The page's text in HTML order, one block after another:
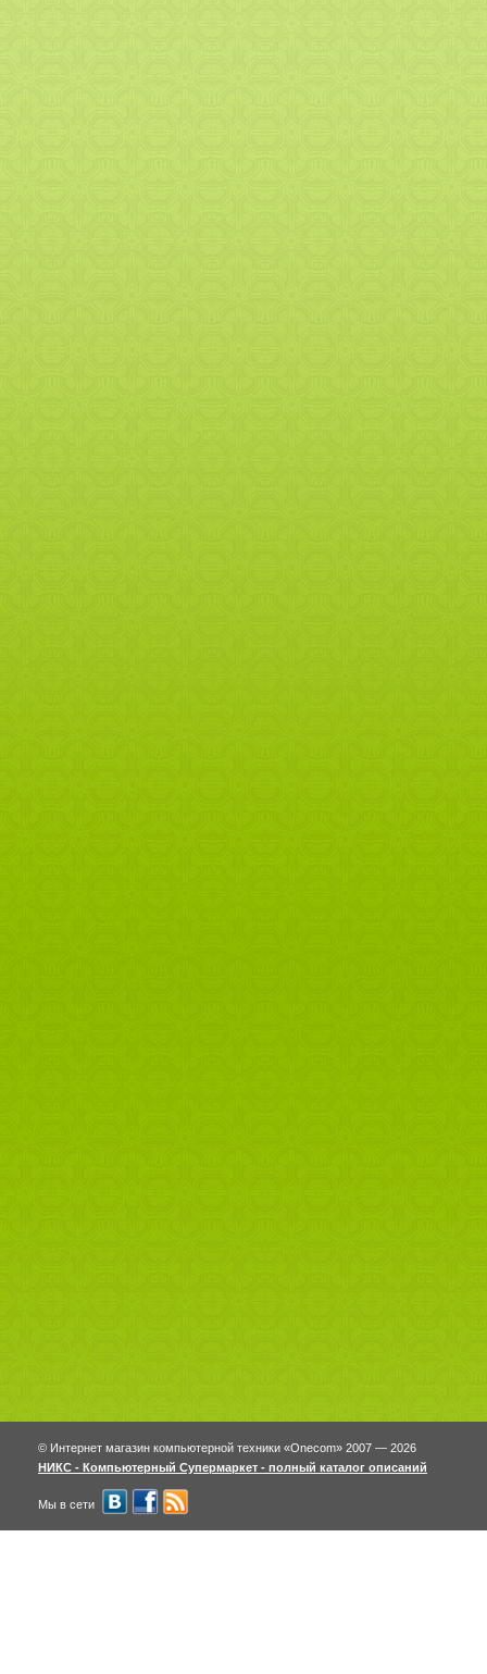
© Интернет магазин компьютерной техники «Onecom» 2007 — 2026
НИКС - Компьютерный Cупермаркет - полный каталог описаний
Мы в сети